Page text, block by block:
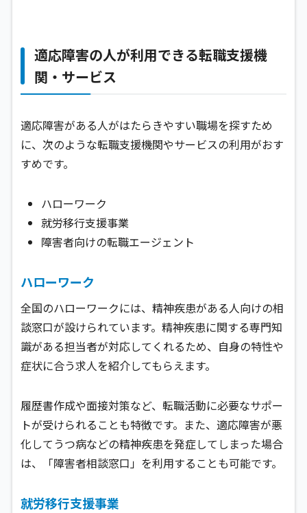
適応障害の人が利用できる転職支援機
関・サービス
適応障害がある人がはたらきやすい職場を探すため
に、次のような転職支援機関やサービスの利用がおす
すめです。
ハローワーク
就労移行支援事業
障害者向けの転職エージェント
ハローワーク
全国のハローワークには、精神疾患がある人向けの相
談窓口が設けられています。精神疾患に関する専門知
識がある担当者が対応してくれるため、自身の特性や
症状に合う求人を紹介してもらえます。
履歴書作成や面接対策など、転職活動に必要なサポー
トが受けられることも特徴です。また、適応障害が悪
化してうつ病などの精神疾患を発症してしまった場合
は、「障害者相談窓口」を利用することも可能です。
就労移行支援事業